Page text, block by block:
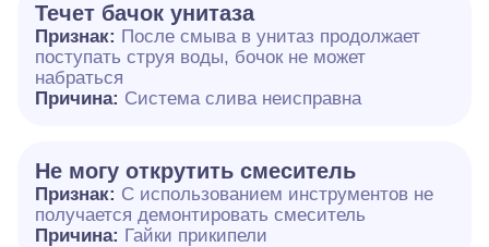
Течет бачок унитаза
Признак: После смыва в унитаз продолжает
поступать струя воды, бочок не может
набраться
Причина: Система слива неисправна
Не могу открутить смеситель
Признак: С использованием инструментов не
получается демонтировать смеситель
Причина: Гайки прикипели